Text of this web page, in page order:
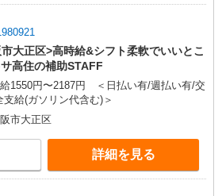
大正区>高時給&シフト柔軟でいいとこ
高住の補助STAFF
1550円〜2187円 ＜日払い有/週払い有/交
支給(ガソリン代含む)＞
市大正区
詳細を見る